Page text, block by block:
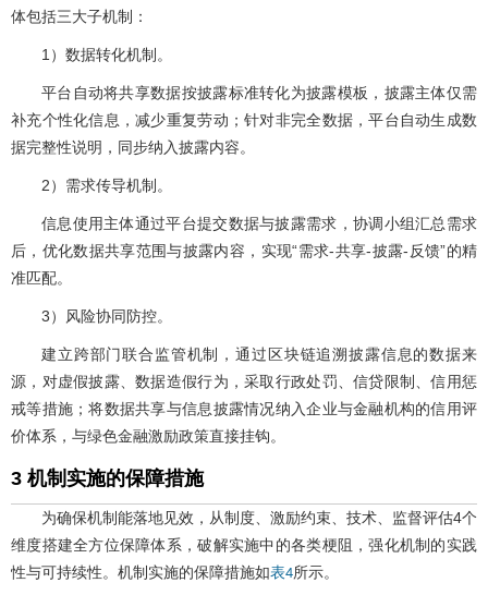
体包括三大子机制：
1）数据转化机制。
平台自动将共享数据按披露标准转化为披露模板，披露主体仅需
补充个性化信息，减少重复劳动；针对非完全数据，平台自动生成数
据完整性说明，同步纳入披露内容。
2）需求传导机制。
信息使用主体通过平台提交数据与披露需求，协调小组汇总需求
后，优化数据共享范围与披露内容，实现“需求-共享-披露-反馈”的精
准匹配。
3）风险协同防控。
建立跨部门联合监管机制，通过区块链追溯披露信息的数据来
源，对虚假披露、数据造假行为，采取行政处罚、信贷限制、信用惩
戒等措施；将数据共享与信息披露情况纳入企业与金融机构的信用评
价体系，与绿色金融激励政策直接挂钩。
3 机制实施的保障措施
为确保机制能落地见效，从制度、激励约束、技术、监督评估4个
维度搭建全方位保障体系，破解实施中的各类梗阻，强化机制的实践
性与可持续性。机制实施的保障措施如表4所示。